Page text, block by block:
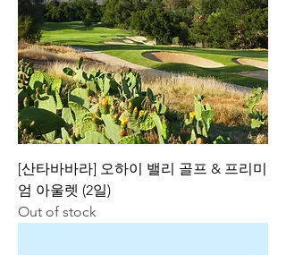
[산타바바라] 오하이 밸리 골프 & 프리미
엄 아울렛 (2일)
Out of stock